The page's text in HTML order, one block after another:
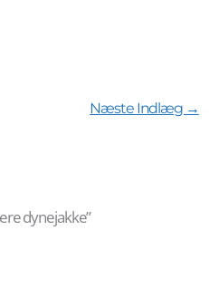
Næste Indlæg →
dynejakke”